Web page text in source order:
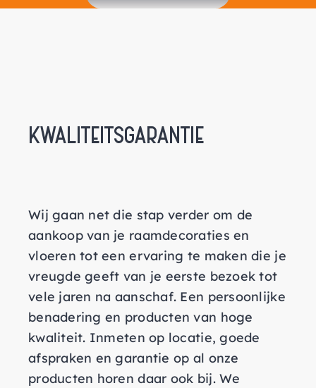
KWALITEITSGARANTIE
Wij gaan net die stap verder om de
aankoop van je raamdecoraties en
vloeren tot een ervaring te maken die je
vreugde geeft van je eerste bezoek tot
vele jaren na aanschaf. Een persoonlijke
benadering en producten van hoge
kwaliteit. Inmeten op locatie, goede
afspraken en garantie op al onze
producten horen daar ook bij. We